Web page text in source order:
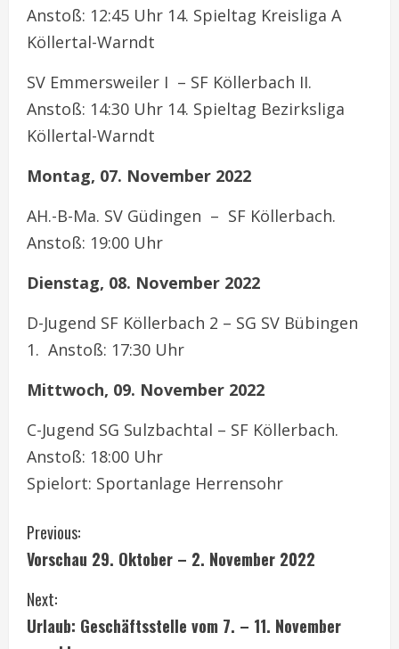
Anstoß: 12:45 Uhr 14. Spieltag Kreisliga A
Köllertal-Warndt
SV Emmersweiler I – SF Köllerbach II.
Anstoß: 14:30 Uhr 14. Spieltag Bezirksliga
Köllertal-Warndt
Montag, 07. November 2022
AH.-B-Ma. SV Güdingen – SF Köllerbach.
Anstoß: 19:00 Uhr
Dienstag, 08. November 2022
D-Jugend SF Köllerbach 2 – SG SV Bübingen
1. Anstoß: 17:30 Uhr
Mittwoch, 09. November 2022
C-Jugend SG Sulzbachtal – SF Köllerbach.
Anstoß: 18:00 Uhr
Spielort: Sportanlage Herrensohr
C
o
n
Previous:
Vorschau 29. Oktober – 2. November 2022
Next:
Urlaub: Geschäftsstelle vom 7. – 11. November